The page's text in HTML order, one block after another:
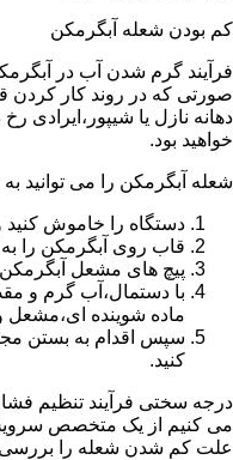
کم بودن شعله آبگرمکن
فرآیند گرم شدن آب در
صورتی که در روند کار کردن
دهانه نازل یا شیپور،ایرادی
خواهید بود.
شعله آبگرمکن را می توانید
دستگاه را خاموش کنید
قاب روی آبگرمکن را به
پیچ های مشعل آبگرمکن
با دستمال،آب گرم و
ماده شوینده ای،مشعل
سپس اقدام به بستن
کنید.
درجه سختی فرآیند تنظیم
می کنیم از یک متخصص
علت کم شدن شعله را بررسی